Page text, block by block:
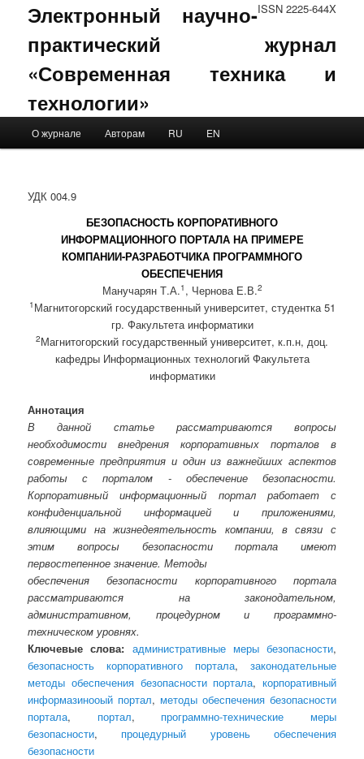
ISSN 2225-644X
Электронный научно-
практический журнал
«Современная техника и
технологии»
Skip to primary content
Skip to secondary content
О журнале Авторам RU EN
УДК 004.9
БЕЗОПАСНОСТЬ КОРПОРАТИВНОГО
ИНФОРМАЦИОННОГО ПОРТАЛА НА ПРИМЕРЕ
КОМПАНИИ-РАЗРАБОТЧИКА ПРОГРАММНОГО
ОБЕСПЕЧЕНИЯ
Манучарян Т.А.1 , Чернова Е.В.2
1 Магнитогорский государственный университет, студентка 51
гр. Факультета информатики
2Магнитогорский государственный университет, к.п.н, доц.
кафедры Информационных технологий Факультета
информатики
Аннотация
В данной статье рассматриваются вопросы
необходимости внедрения корпоративных порталов в
современные предприятия и один из важнейших аспектов
работы с порталом - обеспечение безопасности.
Корпоративный информационный портал работает с
конфиденциальной информацией и приложениями,
влияющими на жизнедеятельность компании, в связи с
этим вопросы безопасности портала имеют
первостепенное значение. Методы
обеспечения безопасности корпоративного портала
рассматриваются на законодательном,
административном, процедурном и программно-
техническом уровнях.
Ключевые слова: административные меры безопасности,
безопасность корпоративного портала, законодательные
методы обеспечения безопасности портала, корпоративный
информазинооый портал, методы обеспечения безопасности
портала, портал, программно-технические меры
безопасности, процедурный уровень обеспечения
безопасности